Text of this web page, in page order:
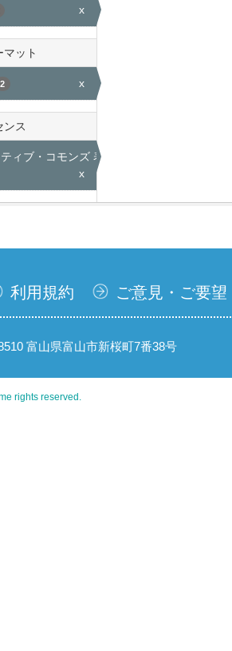
x
マット
2 x
ンス
ィブ・コモンズ 表示
x
利用規約 ご意見・ご要望
富山県富山市新桜町7番38号
rights reserved.